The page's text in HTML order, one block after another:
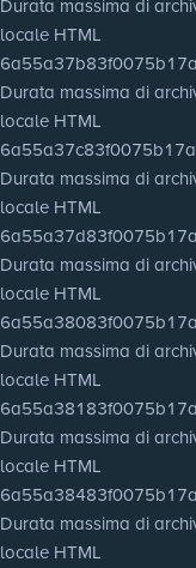
Durata massima di
locale HTML
Durata massima di
locale HTML
Durata massima di
locale HTML
Durata massima di
locale HTML
Durata massima di
locale HTML
Durata massima di
locale HTML
Durata massima di
locale HTML